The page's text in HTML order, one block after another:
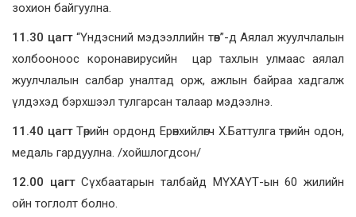
зохион байгуулна.
11.30 цагт“Үндэсний мэдээллийн төв”-д Аялал жуулчлалын
холбооноос коронавирусийн цар тахлын улмаас аялал
жуулчлалын салбар уналтад орж, ажлын байраа хадгалж
үлдэхэд бэрхшээл тулгарсан талаар мэдээлнэ.
11.40 цагтТөрийн ордонд Ерөнхийлөгч Х.Баттулга төрийн одон,
медаль гардуулна. /хойшлогдсон/
12.00 цагтСүхбаатарын талбайд МҮХАҮТ-ын 60 жилийн
ойн тоглолт болно.